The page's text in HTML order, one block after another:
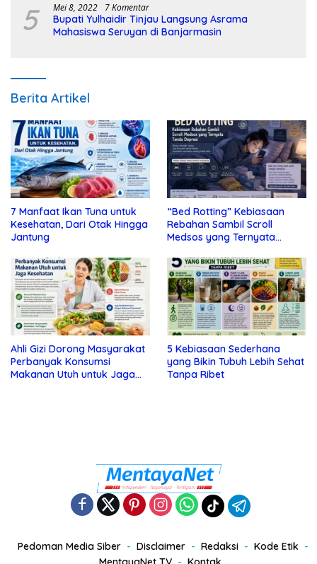
5 Mei 8, 2022 7 Komentar
Bupati Yulhaidir Tinjau Langsung Asrama
Mahasiswa Seruyan di Banjarmasin
Berita Artikel
7 Manfaat Ikan Tuna untuk
Kesehatan, Dari Otak Hingga
Jantung
“Bed Rotting” Kebiasaan
Rebahan Sambil Scroll
Medsos yang Ternyata
Ahli Gizi Dorong Masyarakat
Perbanyak Konsumsi
Makanan Utuh untuk Jaga
5 Kebiasaan Sederhana
yang Bikin Tubuh Lebih Sehat
Tanpa Ribet
Pedoman Media Siber Disclaimer Redaksi
Kode Etik